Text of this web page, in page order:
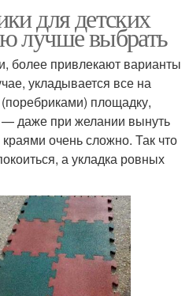
для детских
лучше выбрать
более привлекают варианты
укладывается все на
площадку,
— даже при желании вынуть
очень сложно. Так что
а укладка ровных